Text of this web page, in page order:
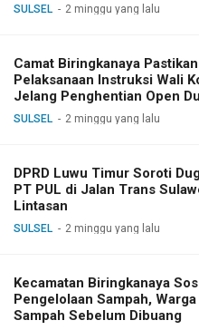
SULSEL 2 minggu yang lalu
Camat Biringkanaya
Pelaksanaan Instruksi Wali
Jelang Penghentian Open
SULSEL 2 minggu yang lalu
DPRD Luwu Timur Soroti
PT PUL di Jalan Trans
Lintasan
SULSEL 2 minggu yang lalu
Kecamatan Biringkanaya
Pengelolaan Sampah,
Sampah Sebelum Dibuang